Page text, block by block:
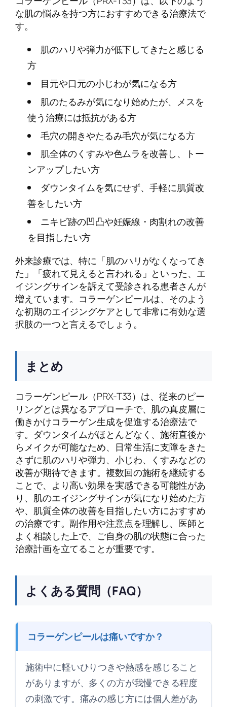
な肌の悩みを持つ方におすすめできる治療法で
す。
肌のハリや弾力が低下してきたと感じる
方
目元や口元の小じわが気になる方
肌のたるみが気になり始めたが、メスを
使う治療には抵抗がある方
毛穴の開きやたるみ毛穴が気になる方
肌全体のくすみや色ムラを改善し、トー
ンアップしたい方
ダウンタイムを気にせず、手軽に肌質改
善をしたい方
ニキビ跡の凹凸や妊娠線・肉割れの改善
を目指したい方
外来診療では、特に「肌のハリがなくなってき
た」「疲れて見えると言われる」といった、エ
イジングサインを訴えて受診される患者さんが
増えています。コラーゲンピールは、そのよう
な初期のエイジングケアとして非常に有効な選
択肢の一つと言えるでしょう。
まとめ
コラーゲンピール（PRX-T33）は、従来のピー
リングとは異なるアプローチで、肌の真皮層に
働きかけコラーゲン生成を促進する治療法で
す。ダウンタイムがほとんどなく、施術直後か
らメイクが可能なため、日常生活に支障をきた
さずに肌のハリや弾力、小じわ、くすみなどの
改善が期待できます。複数回の施術を継続する
ことで、より高い効果を実感できる可能性があ
り、肌のエイジングサインが気になり始めた方
や、肌質全体の改善を目指したい方におすすめ
の治療です。副作用や注意点を理解し、医師と
よく相談した上で、ご自身の肌の状態に合った
治療計画を立てることが重要です。
よくある質問（FAQ）
コラーゲンピールは痛いですか？
施術中に軽いひりつきや熱感を感じること
がありますが、多くの方が我慢できる程度
の刺激です。痛みの感じ方には個人差があ